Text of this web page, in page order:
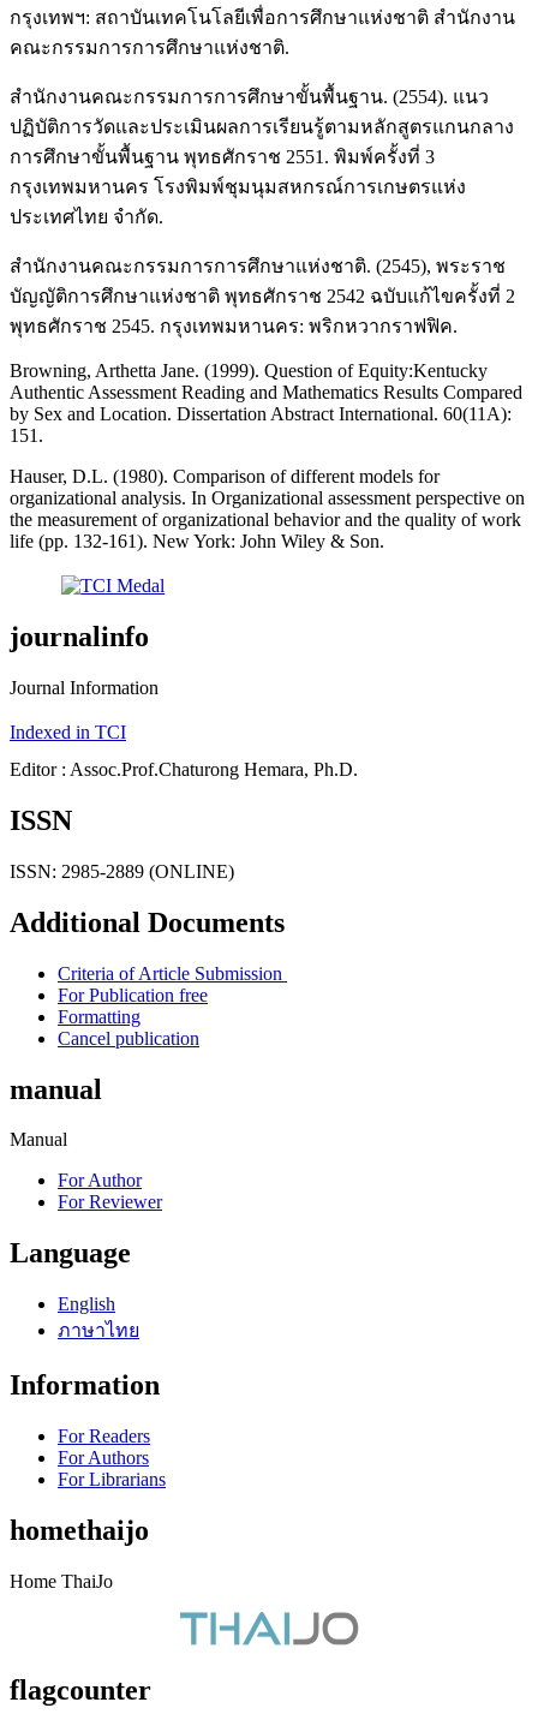
กรุงเทพฯ: สถาบันเทคโนโลยีเพื่อการศึกษาแห่งชาติ สํานักงาน
คณะกรรมการการศึกษาแห่งชาติ.
สํานักงานคณะกรรมการการศึกษาขั้นพื้นฐาน. (2554). แนว
ปฏิบัติการวัดและประเมินผลการเรียนรู้ตามหลักสูตรแกนกลาง
การศึกษาขั้นพื้นฐาน พุทธศักราช 2551. พิมพ์ครั้งที่ 3
กรุงเทพมหานคร โรงพิมพ์ชุมนุมสหกรณ์การเกษตรแห่ง
ประเทศไทย จํากัด.
สํานักงานคณะกรรมการการศึกษาแห่งชาติ. (2545), พระราช
บัญญัติการศึกษาแห่งชาติ พุทธศักราช 2542 ฉบับแก้ไขครั้งที่ 2
พุทธศักราช 2545. กรุงเทพมหานคร: พริกหวากราฟฟิค.
Browning, Arthetta Jane. (1999). Question of Equity:Kentucky
Authentic Assessment Reading and Mathematics Results Compared
by Sex and Location. Dissertation Abstract International. 60(11A):
151.
Hauser, D.L. (1980). Comparison of different models for
organizational analysis. In Organizational assessment perspective on
the measurement of organizational behavior and the quality of work
life (pp. 132-161). New York: John Wiley & Son.
journalinfo
Journal Information
Indexed in TCI
Editor : Assoc.Prof.Chaturong Hemara, Ph.D.
ISSN
ISSN: 2985-2889 (ONLINE)
Additional Documents
Criteria of Article Submission
For Publication free
Formatting
Cancel publication
manual
Manual
For Author
For Reviewer
Language
English
ภาษาไทย
Information
For Readers
For Authors
For Librarians
homethaijo
Home ThaiJo
flagcounter